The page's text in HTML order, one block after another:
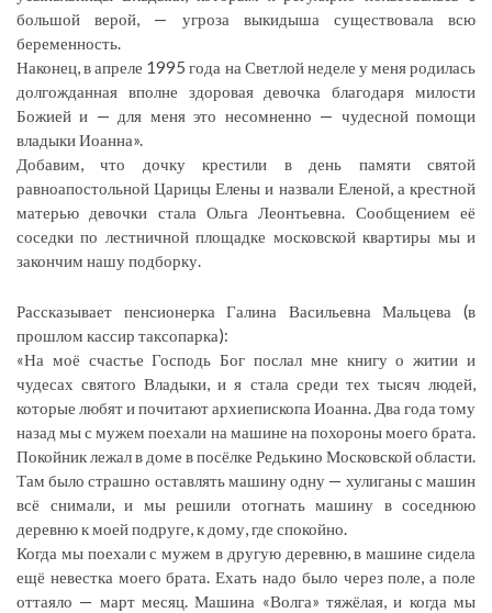
большой верой, — угроза выкидыша существовала всю
беременность.
Наконец, в апреле 1995 года на Светлой неделе у меня родилась
долгожданная вполне здоровая девочка благодаря милости
Божией и — для меня это несомненно — чудесной помощи
владыки Иоанна».
Добавим, что дочку крестили в день памяти святой
равноапостольной Царицы Елены и назвали Еленой, а крестной
матерью девочки стала Ольга Леонтьевна. Сообщением её
соседки по лестничной площадке московской квартиры мы и
закончим нашу подборку.
Рассказывает пенсионерка Галина Васильевна Мальцева (в
прошлом кассир таксопарка):
«На моё счастье Господь Бог послал мне книгу о житии и
чудесах святого Владыки, и я стала среди тех тысяч людей,
которые любят и почитают архиепископа Иоанна. Два года тому
назад мы с мужем поехали на машине на похороны моего брата.
Покойник лежал в доме в посёлке Редькино Московской области.
Там было страшно оставлять машину одну — хулиганы с машин
всё снимали, и мы решили отогнать машину в соседнюю
деревню к моей подруге, к дому, где спокойно.
Когда мы поехали с мужем в другую деревню, в машине сидела
ещё невестка моего брата. Ехать надо было через поле, а поле
оттаяло — март месяц. Машина «Волга» тяжёлая, и когда мы